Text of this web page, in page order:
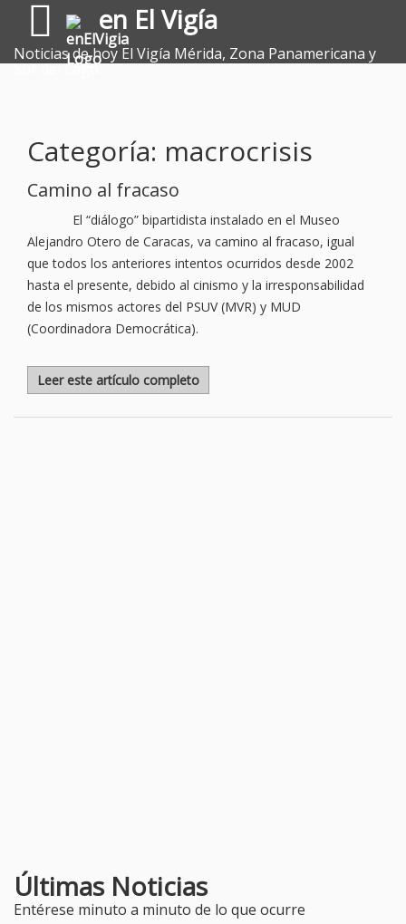
en El Vigía
Noticias de hoy El Vigía Mérida, Zona Panamericana y
Sur del Lago.
Categoría: macrocrisis
Camino al fracaso
El “diálogo” bipartidista instalado en el Museo
Alejandro Otero de Caracas, va camino al fracaso, igual
que todos los anteriores intentos ocurridos desde 2002
hasta el presente, debido al cinismo y la irresponsabilidad
de los mismos actores del PSUV (MVR) y MUD
(Coordinadora Democrática).
Leer este artículo completo
Últimas Noticias
Entérese minuto a minuto de lo que ocurre